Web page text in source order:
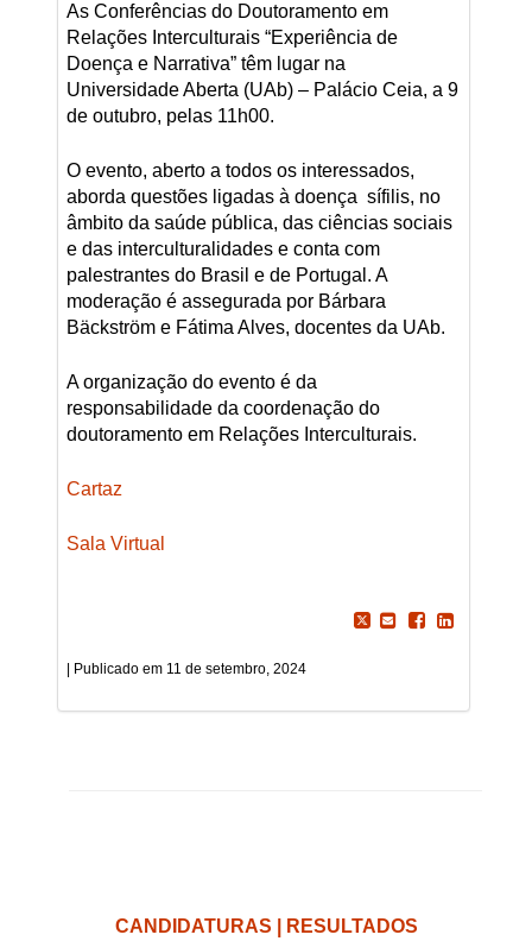
As Conferências do Doutoramento em
Relações Interculturais “Experiência de
Doença e Narrativa” têm lugar na
Universidade Aberta (UAb) – Palácio Ceia, a 9
de outubro, pelas 11h00.
O evento, aberto a todos os interessados,
aborda questões ligadas à doença sífilis, no
âmbito da saúde pública, das ciências sociais
e das interculturalidades e conta com
palestrantes do Brasil e de Portugal. A
moderação é assegurada por Bárbara
Bäckström e Fátima Alves, docentes da UAb.
A organização do evento é da
responsabilidade da coordenação do
doutoramento em Relações Interculturais.
Cartaz
Sala Virtual
11 de setembro, 2024
CANDIDATURAS | RESULTADOS